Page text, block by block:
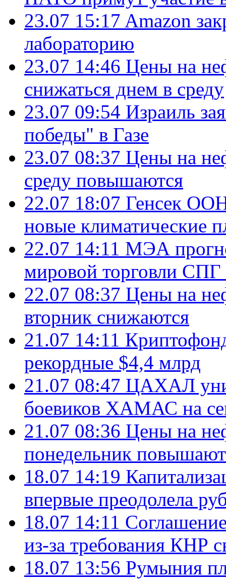
23.07 15:17 Amazon
лабораторию
23.07 14:46 Цены на
снижаться днем в среду
23.07 09:54 Израиль
победы" в Газе
23.07 08:37 Цены на
среду повышаются
22.07 18:07 Генсек ООН
новые климатические
22.07 14:11 МЭА
мировой торговли СПГ
22.07 08:37 Цены на
вторник снижаются
21.07 14:11
рекордные $4,4 млрд
21.07 08:47 ЦАХАЛ
боевиков ХАМАС на
21.07 08:36 Цены на
понедельник
18.07 14:19
впервые преодолела
18.07 14:11
из-за требования КНР
18.07 13:56 Румыния